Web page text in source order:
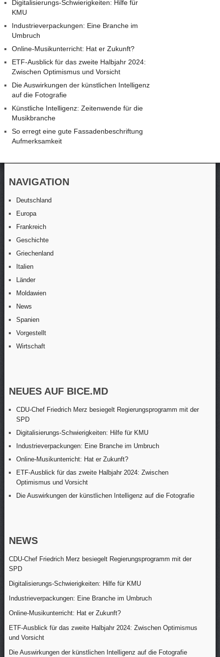
Digitalisierungs-Schwierigkeiten: Hilfe für
KMU
Industrieverpackungen: Eine Branche im
Umbruch
Online-Musikunterricht: Hat er Zukunft?
ETF-Ausblick für das zweite Halbjahr 2024:
Zwischen Optimismus und Vorsicht
Die Auswirkungen der künstlichen Intelligenz
auf die Fotografie
Künstliche Intelligenz: Zeitenwende für die
Musikbranche
So erregt eine gute Fassadenbeschriftung
Aufmerksamkeit
NAVIGATION
Deutschland
Europa
Frankreich
Geschichte
Griechenland
Italien
Länder
Moldawien
News
Spanien
Vorgestellt
Wirtschaft
NEUES AUF BICE.MD
CDU-Chef Friedrich Merz besiegelt Regierungsprogramm mit der
SPD
Digitalisierungs-Schwierigkeiten: Hilfe für KMU
Industrieverpackungen: Eine Branche im Umbruch
Online-Musikunterricht: Hat er Zukunft?
ETF-Ausblick für das zweite Halbjahr 2024: Zwischen
Optimismus und Vorsicht
Die Auswirkungen der künstlichen Intelligenz auf die Fotografie
NEWS
CDU-Chef Friedrich Merz besiegelt Regierungsprogramm mit der
SPD
Digitalisierungs-Schwierigkeiten: Hilfe für KMU
Industrieverpackungen: Eine Branche im Umbruch
Online-Musikunterricht: Hat er Zukunft?
ETF-Ausblick für das zweite Halbjahr 2024: Zwischen Optimismus
und Vorsicht
Die Auswirkungen der künstlichen Intelligenz auf die Fotografie